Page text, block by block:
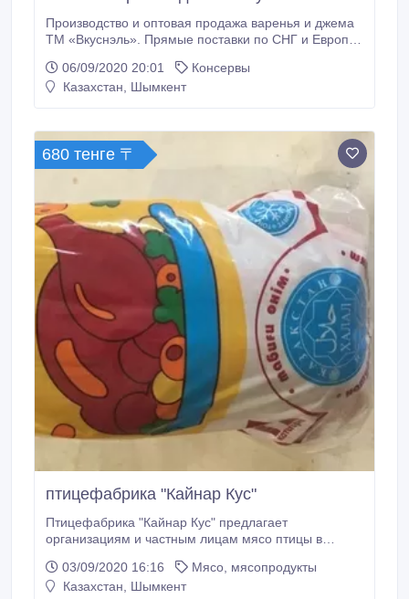
Производство и оптовая продажа варенья и джема
ТМ «Вкуснэль». Прямые поставки по СНГ и Европе.
ниже рыночных. »35 товарных позиций в наличии.
»Доставка по всему Казахстану бесплатно. ТОО
06/09/2020 20:01
Консервы
Казахстан, Шымкент
680 тенге 〒
птицефабрика "Кайнар Кус"
Птицефабрика "Кайнар Кус" предлагает
организациям и частным лицам мясо птицы в
03/09/2020 16:16
Мясо, мясопродукты
Казахстан, Шымкент